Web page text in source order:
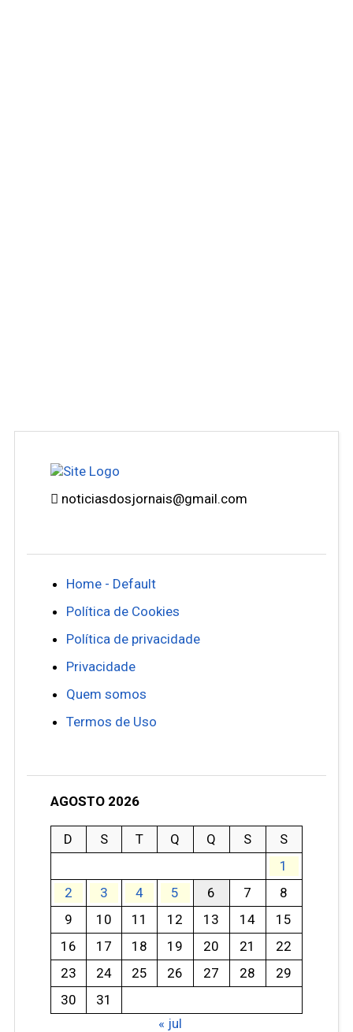
noticiasdosjornais@gmail.com
Home - Default
Política de Cookies
Política de privacidade
Privacidade
Quem somos
Termos de Uso
AGOSTO 2026
D S T Q Q S
S
1
2
3 4 5 6 7
8
9
10 11 12 13 14
15
16
17 18 19 20 21
22
23
24 25 26 27 28
29
30
31
« jul